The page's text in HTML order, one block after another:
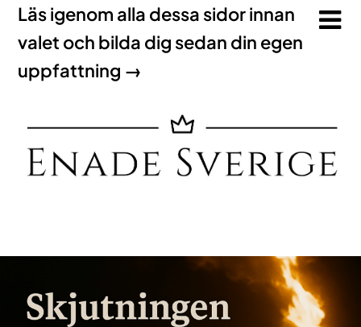
Läs igenom alla dessa sidor innan
valet och bilda dig sedan din egen
uppfattning →